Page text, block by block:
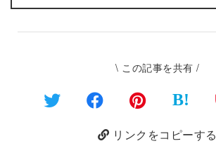
\ この記事を共有 /
B!
リンクをコピーする